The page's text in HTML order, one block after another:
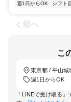
週1日からOK シフト
前へ
こ
東京都 / 平山城
週1日からOK
「LINEで受け取る